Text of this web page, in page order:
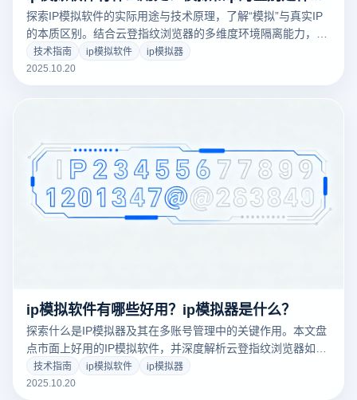
探索IP模拟软件的实际用途与技术原理，了解“模拟”与真实IP
的本质区别。结合云登指纹浏览器的多维度环境隔离能力，解
读其在跨境电商、社媒运营与账号防关联中的核心优势，助力
用户实现安全、高效的网络操作。
技术指南 ip模拟软件
ip模拟器
2025.10.20
ip模拟软件有哪些好用？ip模拟器是什么？
探索什么是IP模拟器及其在多账号管理中的关键作用。本文盘
点市面上好用的IP模拟软件，并深度解析云登指纹浏览器如何
通过动态IP切换、浏览器指纹隔离、团队协管等功能，助力跨
境电商、数字营销用户实现安全高效的全球化运营。
技术指南 ip模拟软件
ip模拟器
2025.10.20